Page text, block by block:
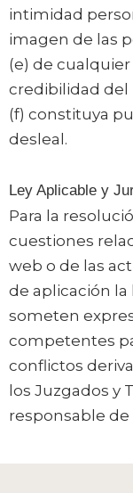
intimidad
imagen de las
(e) de
credibilidad del
(f) constituya
desleal.
Ley Aplicable y
Para la
cuestiones
web o de las
de aplicación la
someten
competentes
conflictos
los Juzgados y
responsable de